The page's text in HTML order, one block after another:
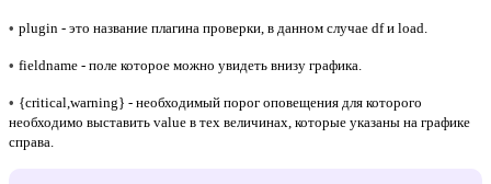
• plugin - это название плагина проверки, в данном случае df и load.
• fieldname - поле которое можно увидеть внизу графика.
• {critical,warning} - необходимый порог оповещения для которого
необходимо выставить value в тех величинах, которые указаны на графике
справа.